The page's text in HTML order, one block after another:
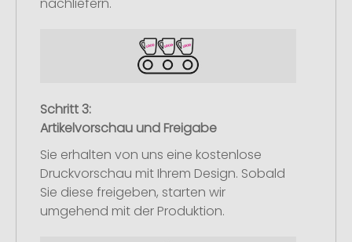
Schritt 3:
Artikelvorschau und Freigabe
Sie erhalten von uns eine kostenlose
Druckvorschau mit Ihrem Design. Sobald
Sie diese freigeben, starten wir
umgehend mit der Produktion.